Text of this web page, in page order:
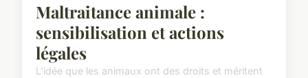
Maltraitance animale :
sensibilisation et actions
légales
L'idée que les animaux ont des droits et méritent